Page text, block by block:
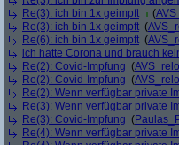
Re(3): ich bin 1x geimpft
(
Re(3): ich bin 1x geimpft (
Re(6): ich bin 1x geimpft (
ich hatte Corona und brauch
Re(2): Covid-Impfung (
Re(2): Covid-Impfung (
Re(2): Wenn verfügbar private
Re(3): Wenn verfügbar private
Re(3): Covid-Impfung (
Re(4): Wenn verfügbar private